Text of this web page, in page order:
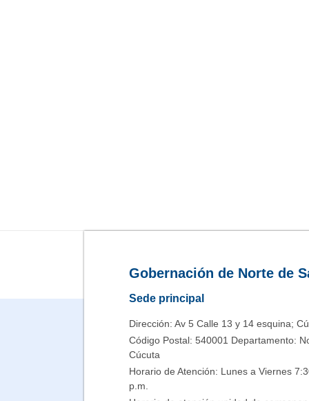
Gobernación de Norte de
Sede principal
Dirección: Av 5 Calle 13 y 14 esquina;
Código Postal: 540001 Departamento:
Cúcuta
Horario de Atención: Lunes a Viernes
p.m.